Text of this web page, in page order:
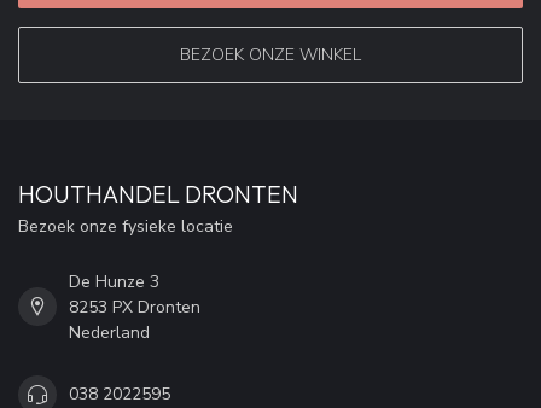
BEZOEK ONZE WINKEL
HOUTHANDEL DRONTEN
Bezoek onze fysieke locatie
De Hunze 3
8253 PX Dronten
Nederland
038 2022595